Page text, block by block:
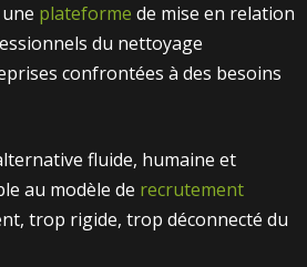
une plateforme de mise en relation
du nettoyage
confrontées à des besoins
fluide, humaine et
au modèle de recrutement
trop rigide, trop déconnecté du